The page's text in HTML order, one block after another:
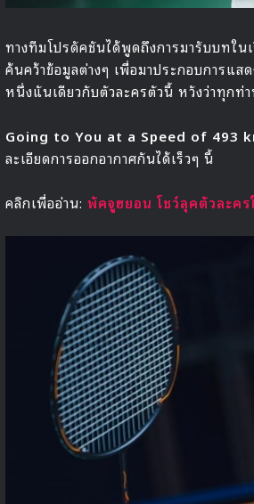
ทางทีมโปรดัคชันได้พูดถึงการมารับบทใน
ค้นคว้าข้อมูลต่างๆ เพื่อมาประกอบการแส
หนึ่งแันเดียวกับตัวละครตัวนี้ หวังว่าทุกท่า
Going to You at a Speed of 493
ละเอียดการออกอากาศกันได้เร็วๆ นี้
คลิกเพื่ออ่าน: พัคจูฮยอน โชว์ลุคตัวละค